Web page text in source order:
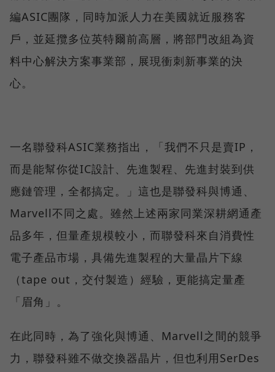
編ASIC團隊，同時加派人力在美國就近服務客
戶，並延攬多位英特爾前高層，將部門改組為資
料中心解決方案事業部，展現衝刺新事業的決
心。
一名聯發科ASIC業務指出，「我們不只是賣IP，
而是能幫你從IC設計、先進製程、先進封裝到供
應鏈管理，全都搞定。」這也是聯發科與博通、
Marvell不同之處。雖然上述兩家同業深耕網通產
品多年，但量產規模較小，而聯發科來自消費性
電子產品市場，具備先進製程的大量晶片下線
（tape out，交付製造）經驗，更能搞定量產
「眉角」。
在此同時，為了強化與博通、Marvell之間的競爭
力，聯發科雖不做交換器晶片，但也利用SerDes